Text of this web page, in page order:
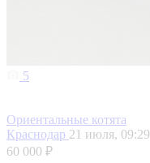
5
Ориентальные котята
Краснодар 21 июля, 09:29
60 000 ₽